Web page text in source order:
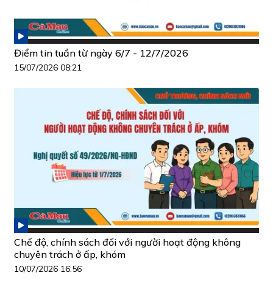
Điểm tin tuần từ ngày 6/7 - 12/7/2026
15/07/2026 08:21
Chế độ, chính sách đối với người hoạt động không
chuyên trách ở ấp, khóm
10/07/2026 16:56